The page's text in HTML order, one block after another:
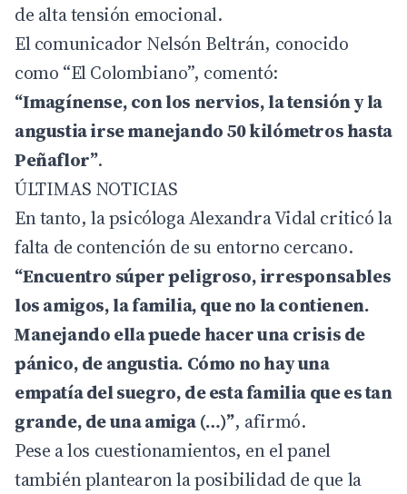
de alta tensión emocional.
El comunicador Nelsón Beltrán, conocido
como “El Colombiano”, comentó:
“Imagínense, con los nervios, la tensión y la
angustia irse manejando 50 kilómetros hasta
Peñaflor”.
ÚLTIMAS NOTICIAS
En tanto, la psicóloga Alexandra Vidal criticó la
falta de contención de su entorno cercano.
“Encuentro súper peligroso, irresponsables
los amigos, la familia, que no la contienen.
Manejando ella puede hacer una crisis de
pánico, de angustia. Cómo no hay una
empatía del suegro, de esta familia que es tan
grande, de una amiga (…)”, afirmó.
Pese a los cuestionamientos, en el panel
también plantearon la posibilidad de que la